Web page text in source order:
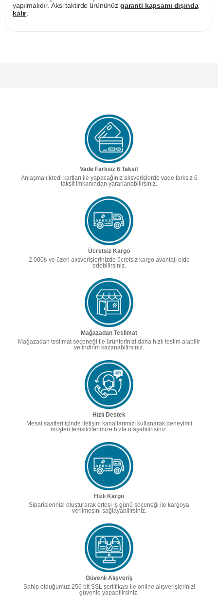
yapılmalıdır. Aksi taktirde ürününüz garanti kapsamı dışında
kalır.
Vade Farksız 6 Taksit
Anlaşmalı kredi kartları ile yapacağınız alışverişlerde vade farksız 6
taksit imkanından yararlanabilirsiniz.
Ücretsiz Kargo
2.000₺ ve üzeri alışverişlerinizde ücretsiz kargo avantajı elde
edebilirsiniz.
Mağazadan Teslimat
Mağazadan teslimat seçeneği ile ürünlerinizi daha hızlı teslim alabilir
ve indirim kazanabilirsiniz.
Hızlı Destek
Mesai saatleri içinde iletişim kanallarımızı kullanarak deneyimli
müşteri temsilcilerimize hızla ulaşabilirisiniz.
Hızlı Kargo
Siparişlerinizi oluşturarak ertesi iş günü seçeneği ile kargoya
verilmesini sağlayabilirsiniz.
Güvenli Alışveriş
Sahip olduğumuz 256 bit SSL sertifikası ile online alışverişlerinizi
güvenle yapabilirsiniz.